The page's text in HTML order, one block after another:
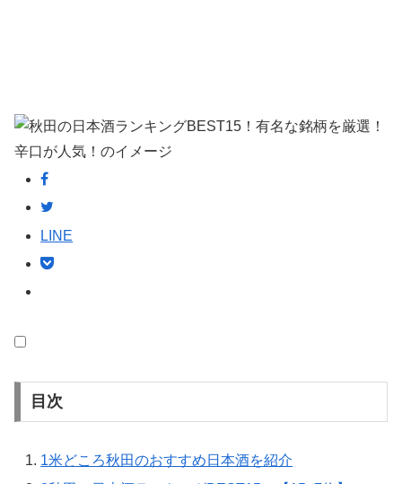
LINE
目次
1米どころ秋田のおすすめ日本酒を紹介